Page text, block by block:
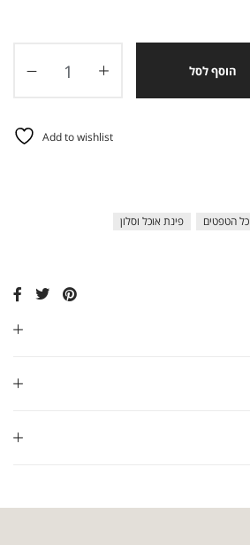
הוסף לסל
Add to wishlist
כל הטפטים
פינת אוכל וסלון